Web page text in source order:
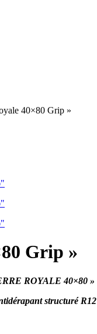
40×80 Grip »
Grip »
ROYALE 40×80 »
structuré R12